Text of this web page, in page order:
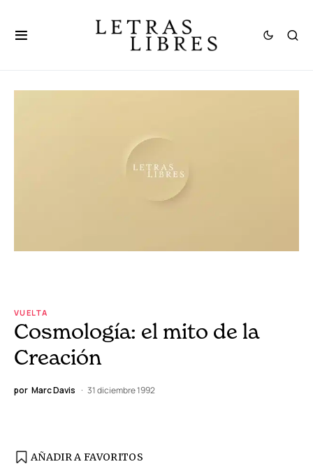
VUELTA
Cosmología: el mito de la
Creación
por Marc Davis 31 diciembre 1992
AÑADIR A FAVORITOS